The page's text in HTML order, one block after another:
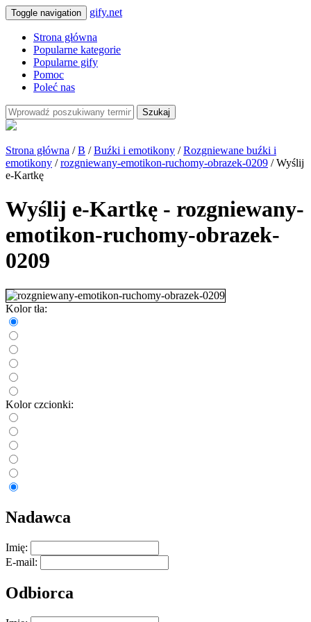
Toggle navigation gify.net
Strona główna
Popularne kategorie
Popularne gify
Pomoc
Poleć nas
Szukaj
Strona główna /B /Buźki i emotikony /Rozgniewane buźki i
emotikony /rozgniewany-emotikon-ruchomy-obrazek-0209 / Wyślij
e-Kartkę
Wyślij e-Kartkę - rozgniewany-
emotikon-ruchomy-obrazek-
0209
Kolor tła:
Kolor czcionki:
Nadawca
Imię:
E-mail:
Odbiorca